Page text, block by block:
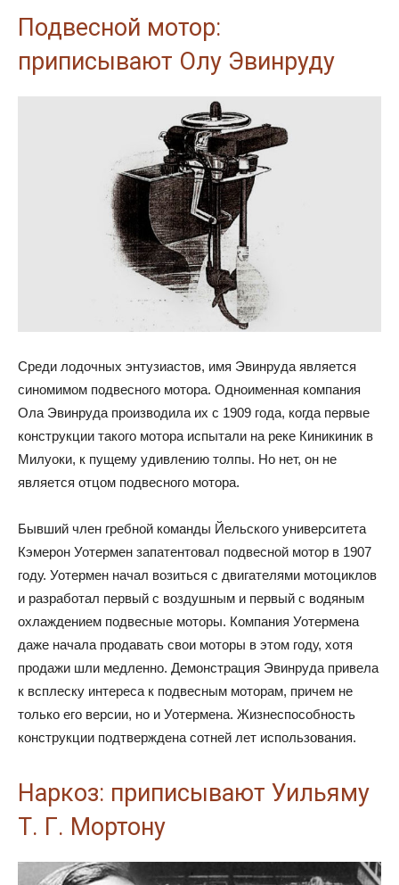
Подвесной мотор:
приписывают Олу Эвинруду
Среди лодочных энтузиастов, имя Эвинруда является
синомимом подвесного мотора. Одноименная компания
Ола Эвинруда производила их с 1909 года, когда первые
конструкции такого мотора испытали на реке Киникиник в
Милуоки, к пущему удивлению толпы. Но нет, он не
является отцом подвесного мотора.
Бывший член гребной команды Йельского университета
Кэмерон Уотермен запатентовал подвесной мотор в 1907
году. Уотермен начал возиться с двигателями мотоциклов
и разработал первый с воздушным и первый с водяным
охлаждением подвесные моторы. Компания Уотермена
даже начала продавать свои моторы в этом году, хотя
продажи шли медленно. Демонстрация Эвинруда привела
к всплеску интереса к подвесным моторам, причем не
только его версии, но и Уотермена. Жизнеспособность
конструкции подтверждена сотней лет использования.
Наркоз: приписывают Уильяму
Т. Г. Мортону